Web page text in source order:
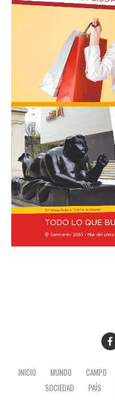
INICIO MUNDO CAMPO
SOCIEDAD
PAÍS